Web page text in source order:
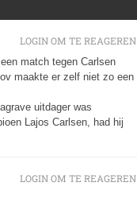
match tegen Carlsen
maakte er zelf niet zo een
uitdager was
Lajos Carlsen, had hij
LOGIN OM TE REAGEREN
LOGIN OM TE REAGEREN